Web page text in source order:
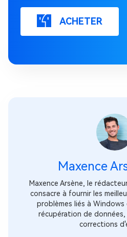
ACHETER
Maxence
Maxence Arsène, le
consacre à fournir les
problèmes liés à Windows
récupération de
corrections